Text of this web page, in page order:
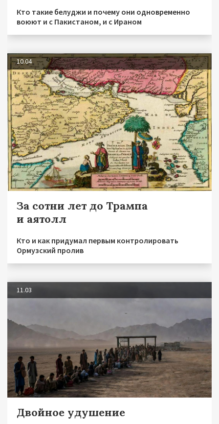
Кто такие белуджи и почему они одновременно
воюют и с Пакистаном, и с Ираном
10.04
За сотни лет до Трампа
и аятолл
Кто и как придумал первым контролировать
Ормузский пролив
11.03
Двойное удушение